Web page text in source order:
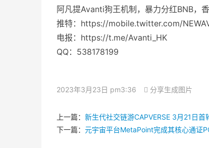
阿凡提Avanti狗王机制，暴力分红BNB，
推特：https://mobile.twitter.com/
电报：https://t.me/Avanti_HK
QQ：538178199
2023年3月23日 pm3:36 分享生成图片
上一篇： 新生代社交链游CAPVERSE 3月21日首
下一篇： 元宇宙平台MetaPoint完成其核心通证